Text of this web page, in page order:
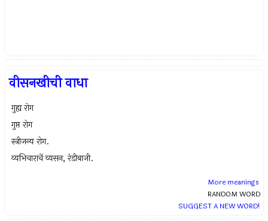
वीसनखीची वाधा
गुह्य रोग
गुप्त रोग
स्त्रीजन्य रोग.
व्यभिचाराचें व्यसन, रंडीबाजी.
More meanings
RANDOM WORD
SUGGEST A NEW WORD!